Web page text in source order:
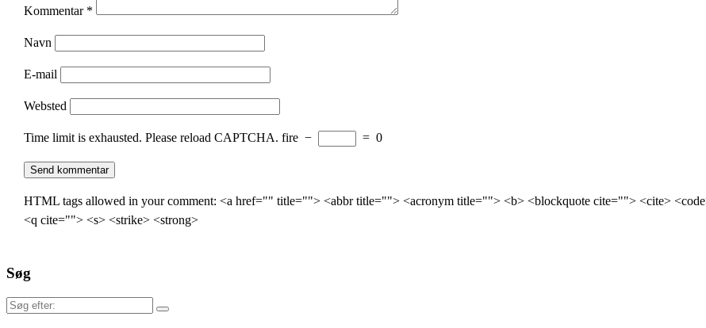
Kommentar *
Navn
E-mail
Websted
Time limit is exhausted. Please reload CAPTCHA. fire − = 0
HTML tags allowed in your comment: <a href="" title=""> <abbr title=""> <acronym title=""> <b> <blockquote cite=""> <cite>
<q cite=""> <s> <strike> <strong>
Søg
Søg